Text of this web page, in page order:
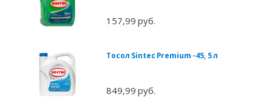
157,99 руб.
Тосол Sintec Premium -45, 5 л
849,99 руб.